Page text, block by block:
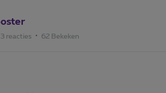
3 reacties 62 Bekeken